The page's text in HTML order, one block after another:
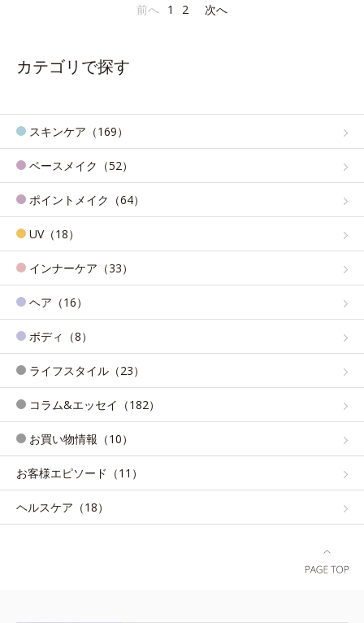
前へ 1 2 次へ
カテゴリで探す
スキンケア（169）
ベースメイク（52）
ポイントメイク（64）
UV（18）
インナーケア（33）
ヘア（16）
ボディ（8）
ライフスタイル（23）
コラム&エッセイ（182）
お買い物情報（10）
お客様エピソード（11）
ヘルスケア（18）